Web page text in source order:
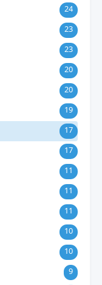
24
23
23
20
20
19
17
17
11
11
11
10
10
9